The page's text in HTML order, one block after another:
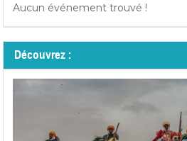
Aucun événement trouvé !
Découvrez :